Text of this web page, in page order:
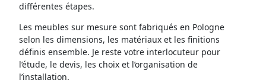
différentes étapes.
Les meubles sur mesure sont fabriqués en Pologne
selon les dimensions, les matériaux et les finitions
définis ensemble. Je reste votre interlocuteur pour
l’étude, le devis, les choix et l’organisation de
l’installation.